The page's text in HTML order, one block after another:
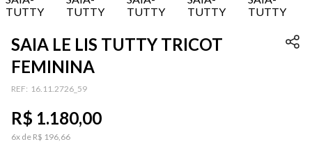
SAIA LE LIS TUTTY TRICOT
FEMININA
: 16.11.2726_59
R$ 1.180,00
6x de R$ 196,66